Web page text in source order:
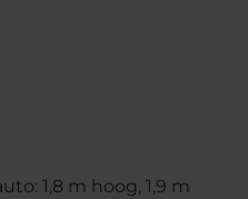
1,8 m hoog, 1,9 m